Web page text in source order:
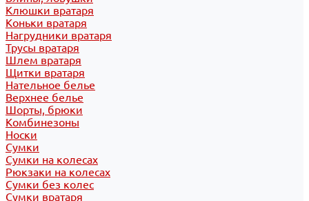
Клюшки вратаря
Коньки вратаря
Нагрудники вратаря
Трусы вратаря
Шлем вратаря
Щитки вратаря
Нательное белье
Верхнее белье
Шорты, брюки
Комбинезоны
Носки
Сумки
Сумки на колесах
Рюкзаки на колесах
Сумки без колес
Сумки вратаря